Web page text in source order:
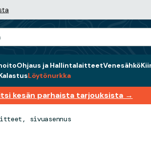
Ohjaus ja HallintalaitteetVenesähkö
Löytönurkka
kesän parhaista tarjouksista →
sivuasennus